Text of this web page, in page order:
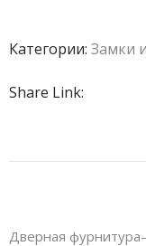
Категории: Замки
Share Link:
Дверная